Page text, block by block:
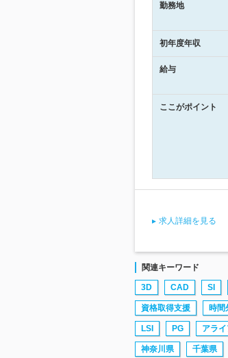
勤務地
初年度年収
給与
ここがポイント
求人詳細を見る
関連キーワード
3D CAD SI
資格取得支援 時間
LSI PG アラ
神奈川県 千葉県